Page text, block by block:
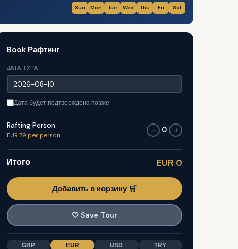
Sun Mon Tue Wed Thu Fri Sat
Book Рафтинг
ДАТА ТУРА
Дата будет подтверждена позже
Rafting Person
EUR 79 per person
− 0 +
Итого EUR 0
Добавить в корзину 🛒
🤍 Save Tour
GBP EUR USD TRY